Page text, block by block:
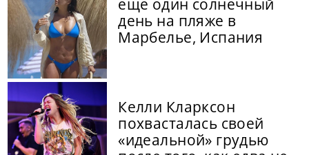
еще один солнечный
день на пляже в
Марбелье, Испания
Келли Кларксон
похвасталась своей
«идеальной» грудью